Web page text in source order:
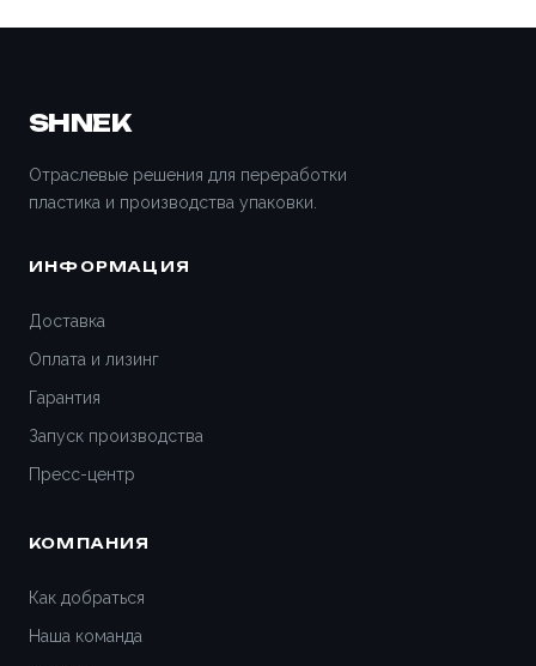
SHNEK
Отраслевые решения для переработки
пластика и производства упаковки.
ИНФОРМАЦИЯ
Доставка
Оплата и лизинг
Гарантия
Запуск производства
Пресс-центр
КОМПАНИЯ
Как добраться
Наша команда